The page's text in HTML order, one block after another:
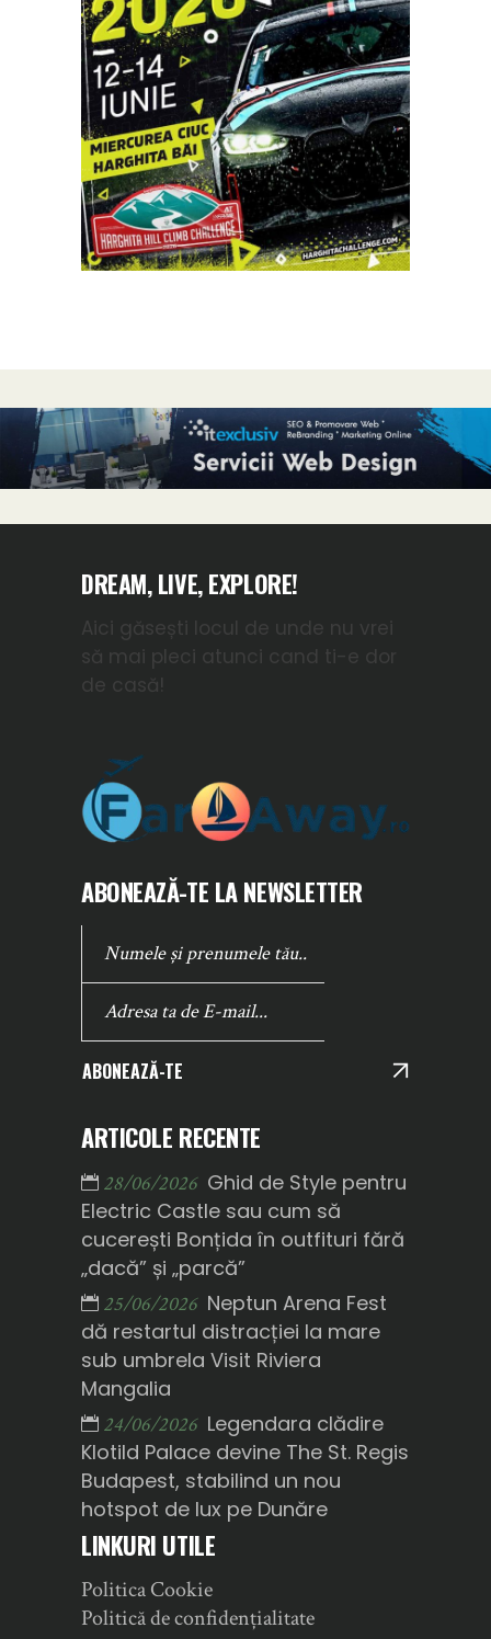
DREAM, LIVE, EXPLORE!
Aici găsești locul de unde nu vrei
să mai pleci atunci cand ti-e dor
de casă!
ABONEAZĂ-TE LA NEWSLETTER
ABONEAZĂ-TE
ARTICOLE RECENTE
28/06/2026 Ghid de Style pentru
Electric Castle sau cum să
cucerești Bonțida în outfituri fără
„dacă” și „parcă”
25/06/2026 Neptun Arena Fest
dă restartul distracției la mare
sub umbrela Visit Riviera
Mangalia
24/06/2026 Legendara clădire
Klotild Palace devine The St. Regis
Budapest, stabilind un nou
hotspot de lux pe Dunăre
LINKURI UTILE
Politica Cookie
Politică de confidențialitate